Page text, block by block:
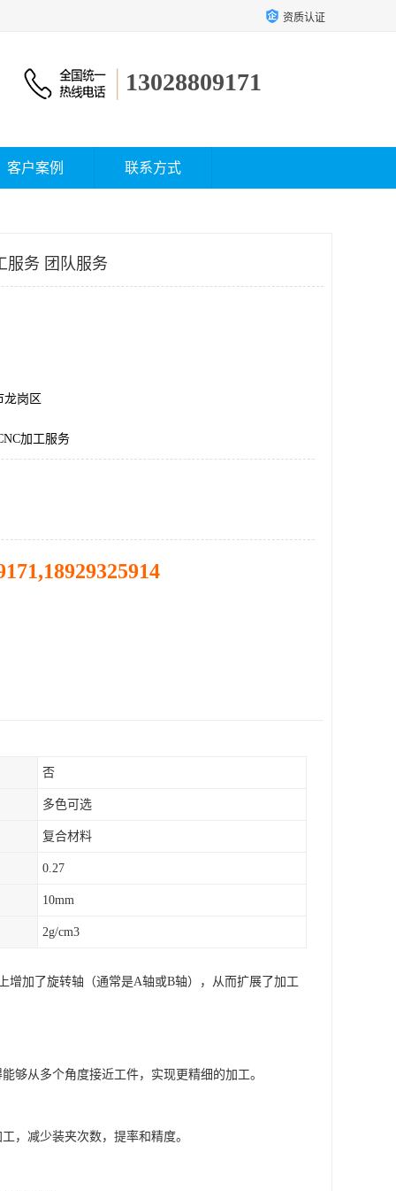
资质认证
13028809171
客户案例 联系方式
服务 团队服务
龙岗区
加工服务
否
多色可选
复合材料
0.27
10mm
2g/cm3
增加了旋转轴（通常是A轴或B轴），从而扩展了加工
从多个角度接近工件，实现更精细的加工。
，减少装夹次数，提率和精度。